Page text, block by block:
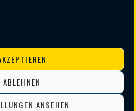
ABLEHNEN
ANSEHEN
11:7!
SVV zeigt eindrucksvoll,
noch überhaupt kein
den Kopf in den Sand zu